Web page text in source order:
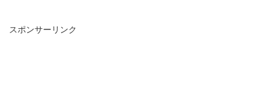
スポンサーリンク